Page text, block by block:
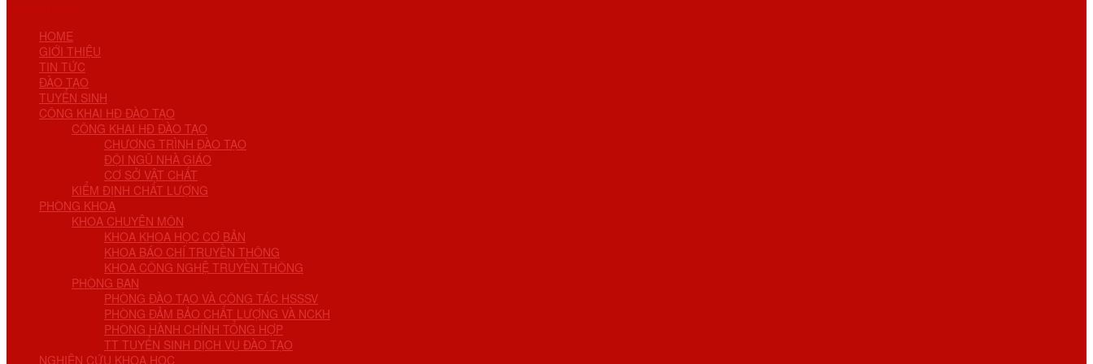
HOME
GIỚI THIỆU
TIN TỨC
ĐÀO TẠO
TUYỂN SINH
CÔNG KHAI HĐ ĐÀO TẠO
CÔNG KHAI HĐ ĐÀO TẠO
CHƯƠNG TRÌNH ĐÀO TẠO
ĐỘI NGŨ NHÀ GIÁO
CƠ SỞ VẬT CHẤT
KIỂM ĐỊNH CHẤT LƯỢNG
PHÒNG KHOA
KHOA CHUYÊN MÔN
KHOA KHOA HỌC CƠ BẢN
KHOA BÁO CHÍ TRUYỀN THÔNG
KHOA CÔNG NGHỆ TRUYỀN THÔNG
PHÒNG BAN
PHÒNG ĐÀO TẠO VÀ CÔNG TÁC HSSSV
PHÒNG ĐẢM BẢO CHẤT LƯỢNG VÀ NCKH
PHÒNG HÀNH CHÍNH TỔNG HỢP
TT TUYỂN SINH DỊCH VỤ ĐÀO TẠO
NGHIÊN CỨU KHOA HỌC